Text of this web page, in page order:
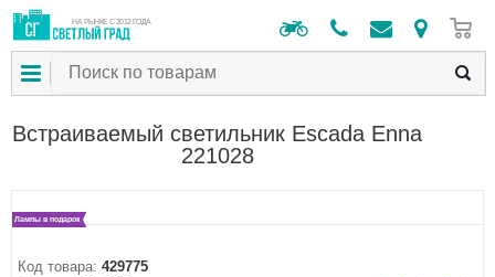
НА РЫНКЕ С 2012 ГОДА
Встраиваемый светильник Escada Enna
221028
Лампы в подарок
Код товара: 429775